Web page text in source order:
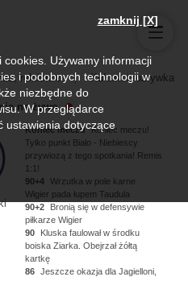
rolnictwo Kultura i rozrywka
na żywo
Koniec meczu Koniec meczu!
Tylko punkt Biało - Niebiescy
przywiozą z tego spotkania! Remis
1:1!
90+4
Wrzutka w pole karne
Wigier pada łupem Taudula
90+2
Bronią się w defensywie
piłkarze Wigier
90
Kluska faulował w środku
boiska Ziarka. Obejrzał żółtą
kartkę
86
Jeszcze okazja dla Jagielloni,
zamknij [X]
cookies. Używamy informacji
i podobnych technologii w
niezbędne do
W przeglądarce
ustawienia dotyczące